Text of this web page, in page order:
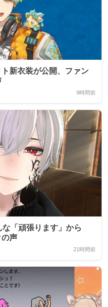
新衣装が公開、ファン
9時間前
「頑張ります」から
の声
21時間前